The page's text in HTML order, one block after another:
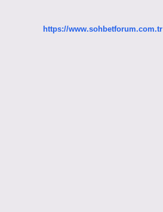
https://www.sohbetforum.com.tr